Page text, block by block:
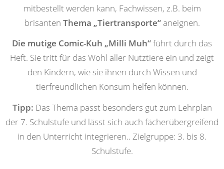
mitbestellt werden kann, Fachwissen, z.B. beim
brisanten Thema „Tiertransporte“aneignen.
Die mutige Comic-Kuh „Milli Muh“führt durch das
Heft. Sie tritt für das Wohl aller Nutztiere ein und zeigt
den Kindern, wie sie ihnen durch Wissen und
tierfreundlichen Konsum helfen können.
Tipp: Das Thema passt besonders gut zum Lehrplan
der 7. Schulstufe und lässt sich auch fächerübergreifend
in den Unterricht integrieren.. Zielgruppe: 3. bis 8.
Schulstufe.